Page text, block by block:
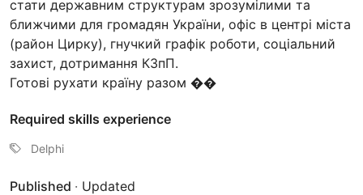
стати державним структурам зрозумілими та
ближчими для громадян України, офіс в центрі міста
(район Цирку), гнучкий графік роботи, соціальний
захист, дотримання КЗпП.
Готові рухати країну разом ��
Required skills experience
Delphi
Published · Updated